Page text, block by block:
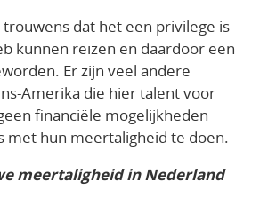
dat het een privilege is
kunnen reizen en daardoor een
Er zijn veel andere
Amerika die hier talent voor
financiële mogelijkheden
met hun meertaligheid te doen.
meertaligheid in Nederland